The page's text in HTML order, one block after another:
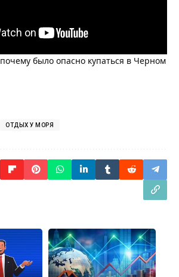
почему было опасно купаться в Черном
ОТДЫХ У МОРЯ